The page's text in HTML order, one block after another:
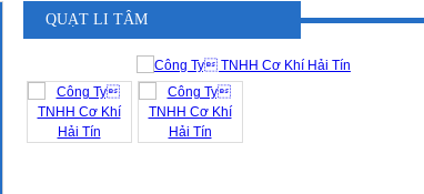
QUẠT LI TÂM